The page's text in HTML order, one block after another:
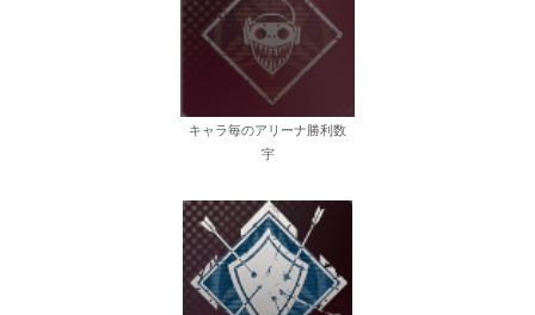
キャラ毎のアリーナ勝利数
宇